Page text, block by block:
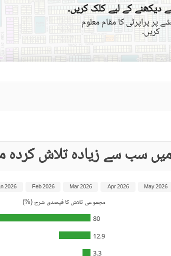
دیکھنے کے لیے کلک کریں۔
پر پراپرٹی کا مقام معلوم
کریں۔
سب سے زیادہ تلاش کردہ
مجموعی تلاش کا فیصدی شرح (%)
80
12.9
May 2026
Apr 2026
Mar 2026
Feb 2026
2026